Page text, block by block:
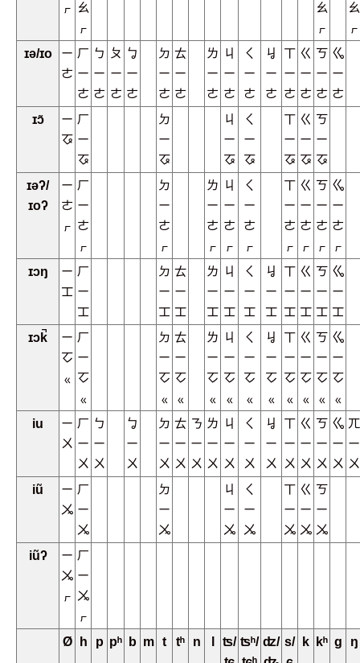
ㆷ ㄠ
ㆷ
ㄠ
ㆷ
ㄠ
ㆷ
ɪə/ɪo
ㄧ
ㄜ
ㄏ
ㄧ
ㄜ
ㄅ
ㄧ
ㄜ
ㄆ
ㄧ
ㄜ
ㆠ
ㄧ
ㄜ
ㄉ
ㄧ
ㄜ
ㄊ
ㄧ
ㄜ
ㄌ
ㄧ
ㄜ
ㄐ
ㄧ
ㄜ
ㄑ
ㄧ
ㄜ
ㆢ
ㄧ
ㄜ
ㄒ
ㄧ
ㄜ
ㄍ
ㄧ
ㄜ
ㄎ
ㄧ
ㄜ
ㆣ
ㄧ
ㄜ
ɪɔ̃
ㄧ
ㆧ
ㄏ
ㄧ
ㆧ
ㄉ
ㄧ
ㆧ
ㄐ
ㄧ
ㆧ
ㄑ
ㄧ
ㆧ
ㄒ
ㄧ
ㆧ
ㄍ
ㄧ
ㆧ
ㄎ
ㄧ
ㆧ
ɪəʔ/
ɪoʔ
ㄧ
ㄜ
ㆷ
ㄏ
ㄧ
ㄜ
ㆷ
ㄉ
ㄧ
ㄜ
ㆷ
ㄌ
ㄧ
ㄜ
ㆷ
ㄐ
ㄧ
ㄜ
ㆷ
ㄑ
ㄧ
ㄜ
ㆷ
ㄒ
ㄧ
ㄜ
ㆷ
ㄍ
ㄧ
ㄜ
ㆷ
ㄎ
ㄧ
ㄜ
ㆷ
ㆣ
ㄧ
ㄜ
ㆷ
ɪɔŋ
ㄧ
ㆲ
ㄏ
ㄧ
ㆲ
ㄉ
ㄧ
ㆲ
ㄊ
ㄧ
ㆲ
ㄌ
ㄧ
ㆲ
ㄐ
ㄧ
ㆲ
ㄑ
ㄧ
ㆲ
ㆢ
ㄧ
ㆲ
ㄒ
ㄧ
ㆲ
ㄍ
ㄧ
ㆲ
ㄎ
ㄧ
ㆲ
ㆣ
ㄧ
ㆲ
ɪɔk̚
ㄧ
ㆦ
ㆻ
ㄏ
ㄧ
ㆦ
ㆻ
ㄉ
ㄧ
ㆦ
ㆻ
ㄊ
ㄧ
ㆦ
ㆻ
ㄌ
ㄧ
ㆦ
ㆻ
ㄐ
ㄧ
ㆦ
ㆻ
ㄑ
ㄧ
ㆦ
ㆻ
ㆢ
ㄧ
ㆦ
ㆻ
ㄒ
ㄧ
ㆦ
ㆻ
ㄍ
ㄧ
ㆦ
ㆻ
ㄎ
ㄧ
ㆦ
ㆻ
ㆣ
ㄧ
ㆦ
ㆻ
iu
ㄧ
ㄨ
ㄏ
ㄧ
ㄨ
ㄅ
ㄧ
ㄨ
ㆠ
ㄧ
ㄨ
ㄉ
ㄧ
ㄨ
ㄊ
ㄧ
ㄨ
ㄋ
ㄧ
ㄨ
ㄌ
ㄧ
ㄨ
ㄐ
ㄧ
ㄨ
ㄑ
ㄧ
ㄨ
ㆢ
ㄧ
ㄨ
ㄒ
ㄧ
ㄨ
ㄍ
ㄧ
ㄨ
ㄎ
ㄧ
ㄨ
ㆣ
ㄧ
ㄨ
ㄫ
ㄧ
ㄨ
iũ
ㄧ
ㆫ
ㄏ
ㄧ
ㆫ
ㄉ
ㄧ
ㆫ
ㄐ
ㄧ
ㆫ
ㄑ
ㄧ
ㆫ
ㄒ
ㄧ
ㆫ
ㄍ
ㄧ
ㆫ
ㄎ
ㄧ
ㆫ
iũʔ
ㄧ
ㆫ
ㆷ
ㄏ
ㄧ
ㆫ
ㆷ
Ø
h p pʰ b m t tʰ n
ʦ/ ʦʰ/ ʣ/ s/
k kʰ g ŋ